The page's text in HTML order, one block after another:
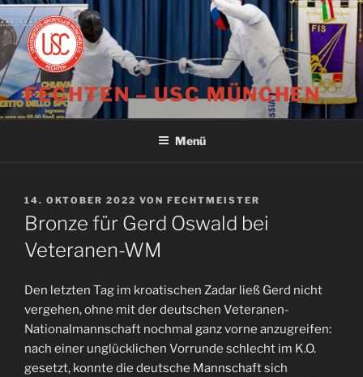
Zum
Inhalt
springen
FECHTEN – USC MÜNCHEN
Menü
VERÖFFENTLICHT
AM
14. OKTOBER 2022 VON FECHTMEISTER
Bronze für Gerd Oswald bei
Veteranen-WM
Den letzten Tag im kroatischen Zadar ließ Gerd nicht
vergehen, ohne mit der deutschen Veteranen-
Nationalmannschaft nochmal ganz vorne anzugreifen:
nach einer unglücklichen Vorrunde schlecht im K.O.
gesetzt, konnte die deutsche Mannschaft sich